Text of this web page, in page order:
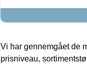
Vi har gennemgået de
prisniveau,